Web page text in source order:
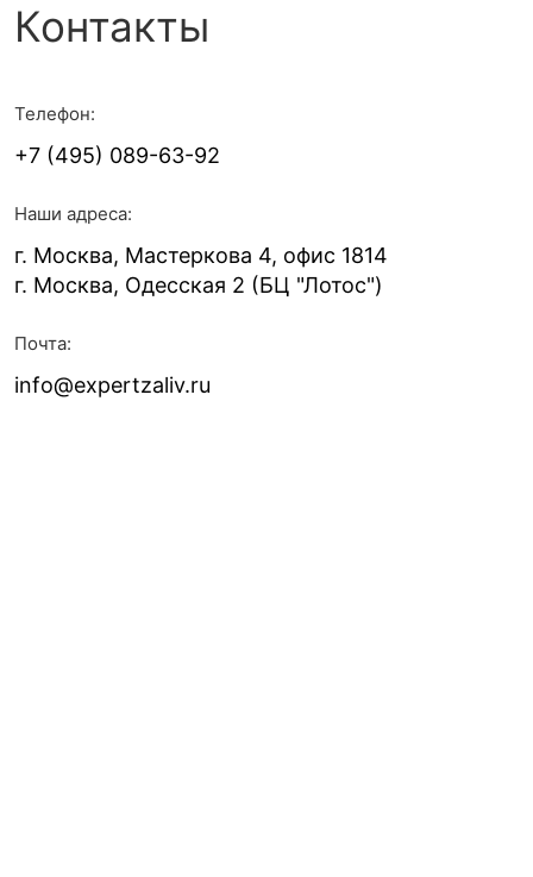
Контакты
Телефон:
+7 (495) 089-63-92
Наши адреса:
г. Москва, Мастеркова 4, офис 1814
г. Москва, Одесская 2 (БЦ "Лотос")
Почта:
info@expertzaliv.ru